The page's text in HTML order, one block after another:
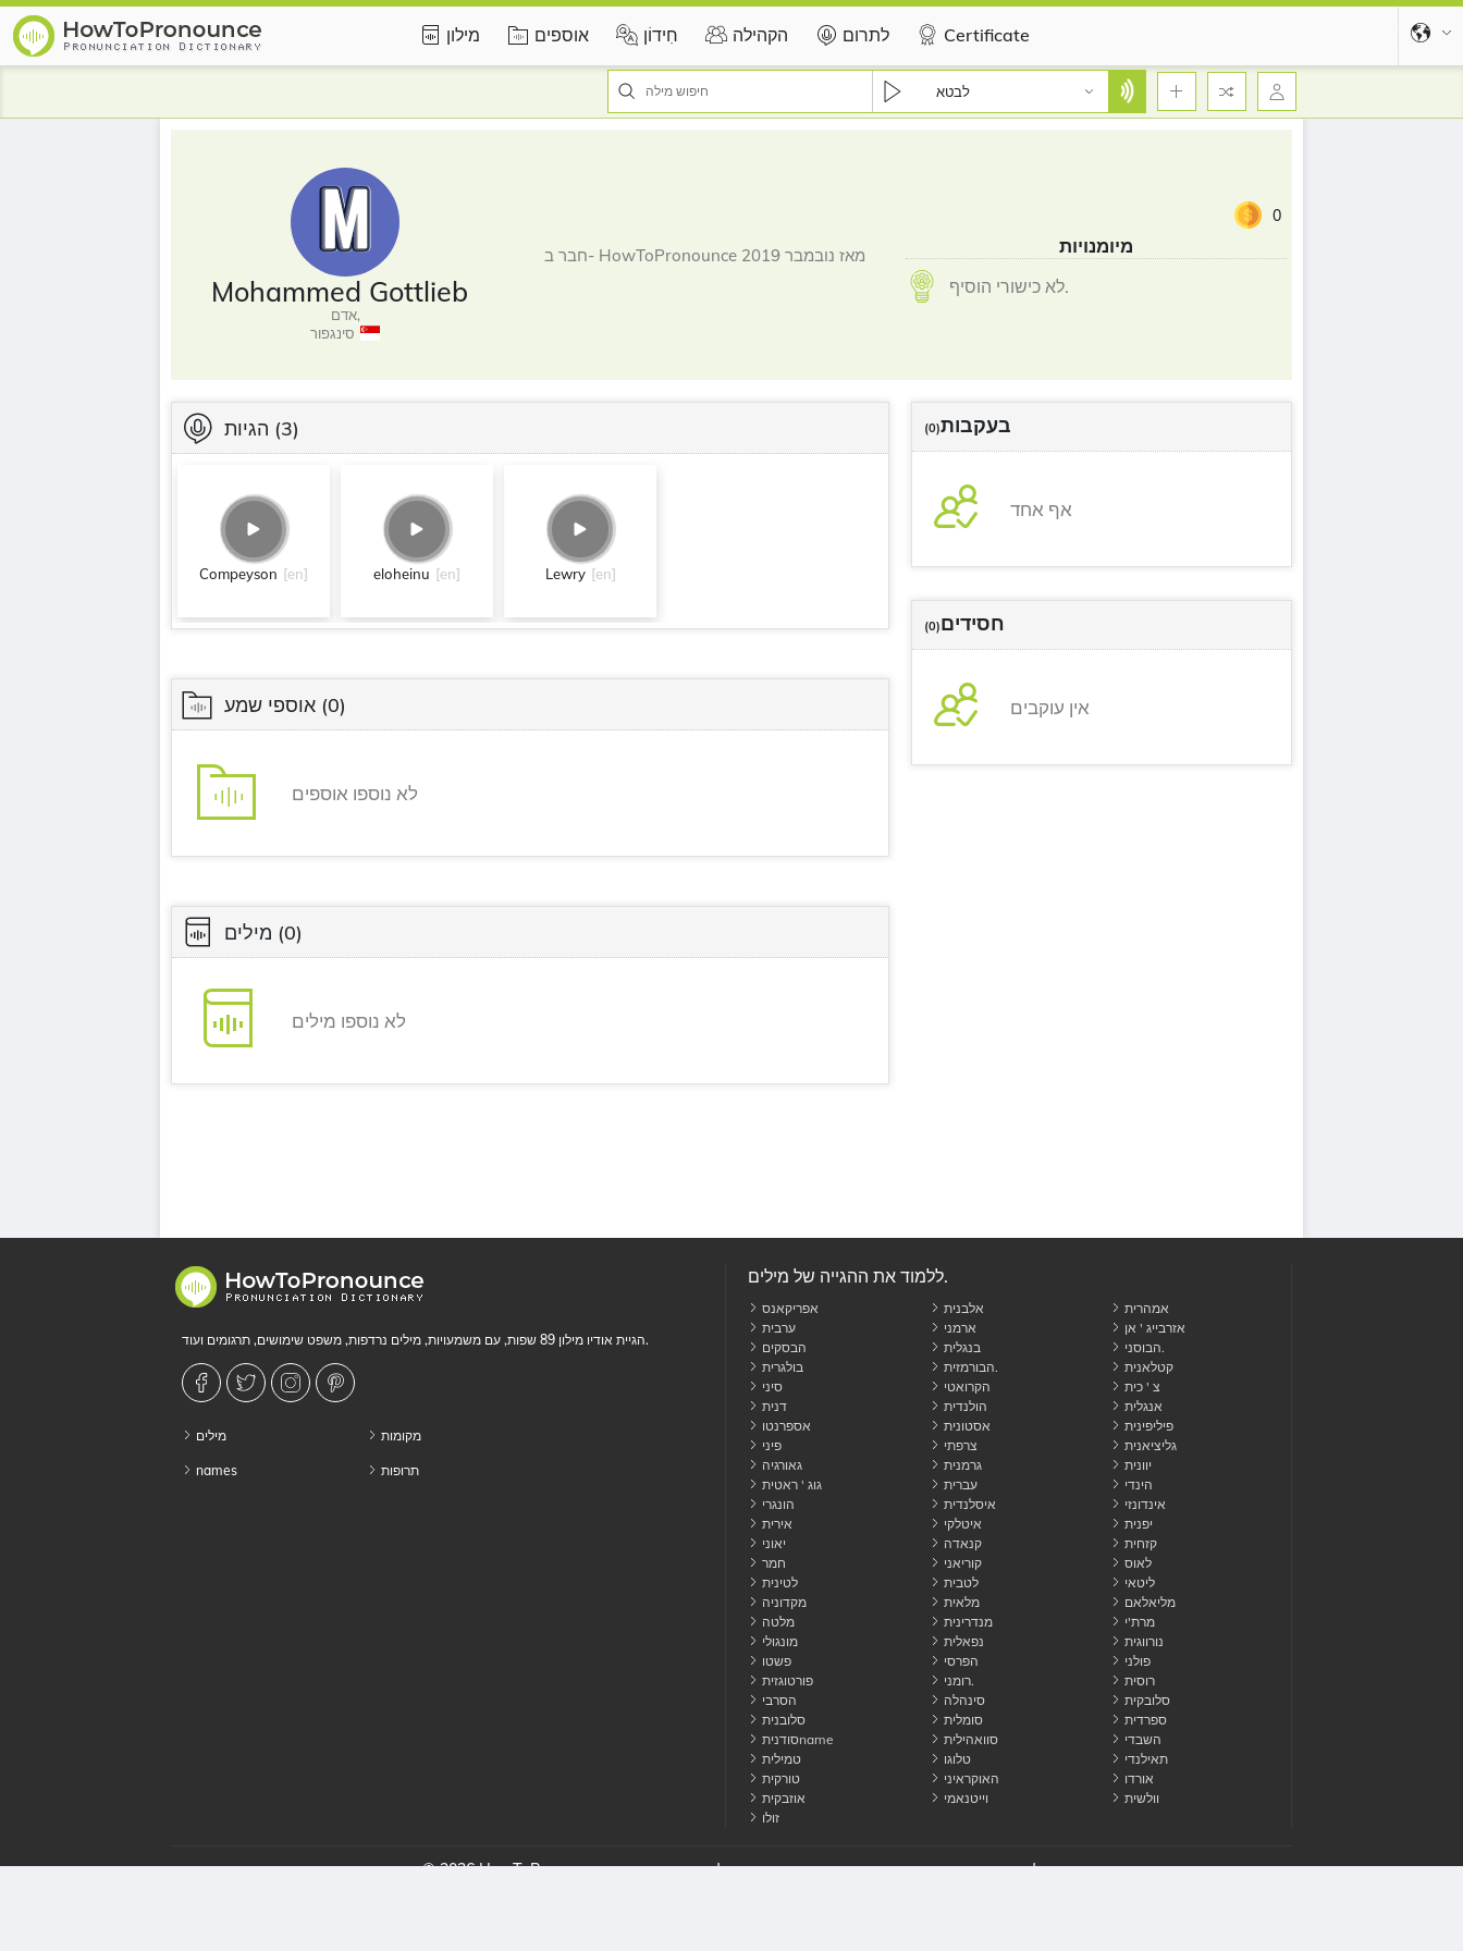
מילון אוספים חִידוֹן הקהילה לתרום Certificate
לבטא
Mohammed Gottlieb
אדם,
סינגפור
חבר ב- HowToPronounce מאז נובמבר 2019
0
מיומנויות
לא כישורי הוסיף.
הגיות (3)
Compeyson [en] eloheinu [en] Lewry [en]
אוספי שמע (0)
לא נוספו אוספים
מילים (0)
לא נוספו מילים
בעקבות(0)
אף אחד
חסידים(0)
אין עוקבים
הגיית אודיו מילון 89 שפות, עם משמעויות, מילים נרדפות, משפט שימושים, תרגומים ועוד.
מילים
names
מקומות
תרופות
ללמוד את ההגייה של מילים.
אפריקאנס אלבנית
אמהרית
ערבית
ארמני
אזרבייג ' אן
הבסקים
בנגלית
הבוסני.
בולגרית
הבורמזית.
קטלאנית
סיני
הקרואטי
צ ' כית
דנית
הולנדית
אנגלית
אספרנטו
אסטונית
פיליפינית
פיני
צרפתי
גליציאנית
גאורגיה
גרמנית
יוונית
גוג ' ראטית
עברית
הינדי
הונגרי
איסלנדית
אינדונזי
אירית
איטלקי
יפנית
יאוני
קנאדה
קזחית
חמר
קוריאני
לאוס
לטינית
לטבית
ליטאי
מקדוניה
מלאית
מליאלאם
מלטה
מנדרינית
מרת'י
מונגולי
נפאלית
נורווגית
פשטו
הפרסי
פולני
פורטוגזית
רומני.
רוסית
הסרבי
סינהלה
סלובקית
סלובנית
סומלית
ספרדית
סודניתname
סוואהילית
השבדי
טמילית
טלוגו
תאילנדי
טורקית
האוקראיני
אורדו
אוזבקית
וייטנאמי
וולשית
זולו
© 2026 HowToPronounce. כל הזכויות שמורות תנאי פרטיות עוגיות צור איתנו קשר לְפַרְסֵם